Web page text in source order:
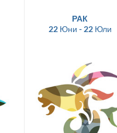
РАК
22 Юни - 22 Юли